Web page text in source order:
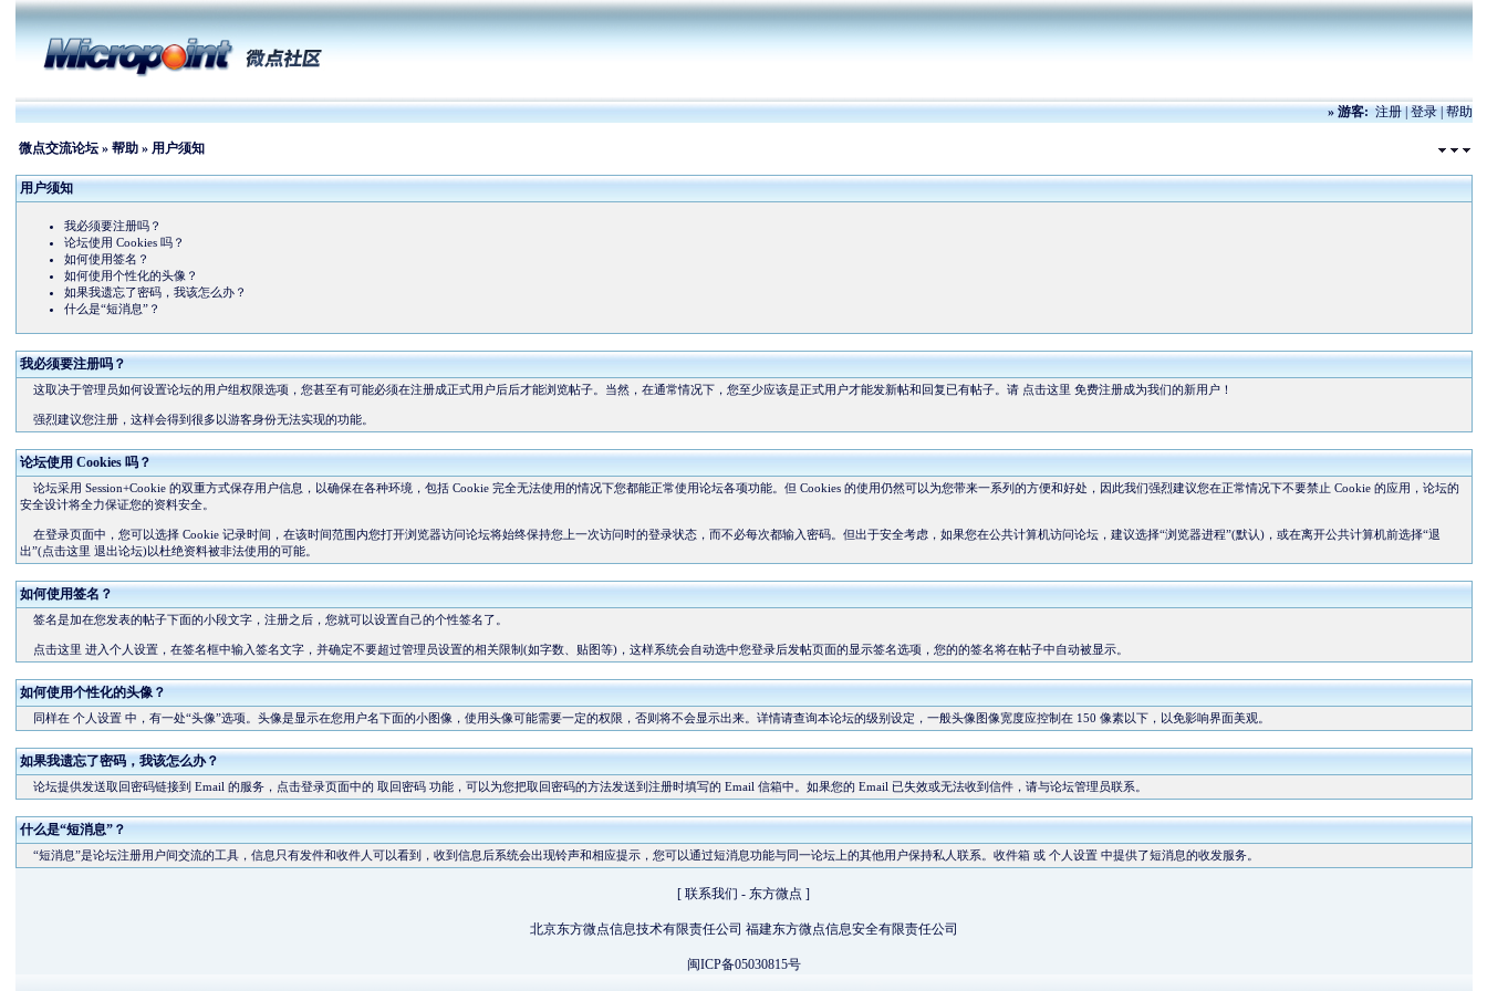
» 游客:注册|登录|帮助
微点交流论坛» 帮助» 用户须知
用户须知
我必须要注册吗？
论坛使用 Cookies 吗？
如何使用签名？
如何使用个性化的头像？
如果我遗忘了密码，我该怎么办？
什么是“短消息”？
我必须要注册吗？
这取决于管理员如何设置论坛的用户组权限选项，您甚至有可能必须在注册成正式用户后后才能浏览帖子。当然，在通常情况下，您至少应该是正式用户才能发新帖和回复已有帖子。请 点击这里 免费注册成为我们的新用户！
强烈建议您注册，这样会得到很多以游客身份无法实现的功能。
论坛使用 Cookies 吗？
论坛采用 Session+Cookie 的双重方式保存用户信息，以确保在各种环境，包括 Cookie 完全无法使用的情况下您都能正常使用论坛各项功能。但 Cookies 的使用仍然可以为您带来一系列的方便和好处，因此我们强烈建议您在正常情况下不要禁止 Cookie 的应用，论坛的
安全设计将全力保证您的资料安全。
在登录页面中，您可以选择 Cookie 记录时间，在该时间范围内您打开浏览器访问论坛将始终保持您上一次访问时的登录状态，而不必每次都输入密码。但出于安全考虑，如果您在公共计算机访问论坛，建议选择“浏览器进程”(默认)，或在离开公共计算机前选择“退
出”(点击这里 退出论坛)以杜绝资料被非法使用的可能。
如何使用签名？
签名是加在您发表的帖子下面的小段文字，注册之后，您就可以设置自己的个性签名了。
点击这里 进入个人设置，在签名框中输入签名文字，并确定不要超过管理员设置的相关限制(如字数、贴图等)，这样系统会自动选中您登录后发帖页面的显示签名选项，您的的签名将在帖子中自动被显示。
如何使用个性化的头像？
同样在 个人设置中，有一处“头像”选项。头像是显示在您用户名下面的小图像，使用头像可能需要一定的权限，否则将不会显示出来。详情请查询本论坛的级别设定 ，一般头像图像宽度应控制在 150 像素以下，以免影响界面美观。
如果我遗忘了密码，我该怎么办？
论坛提供发送取回密码链接到 Email 的服务，点击登录页面中的 取回密码功能，可以为您把取回密码的方法发送到注册时填写的 Email 信箱中。如果您的 Email 已失效或无法收到信件，请与论坛管理员联系。
什么是“短消息”？
“短消息”是论坛注册用户间交流的工具，信息只有发件和收件人可以看到，收到信息后系统会出现铃声和相应提示，您可以通过短消息功能与同一论坛上的其他用户保持私人联系。 收件箱或 个人设置中提供了短消息的收发服务。
[ 联系我们 - 东方微点 ]
北京东方微点信息技术有限责任公司 福建东方微点信息安全有限责任公司
闽ICP备05030815号